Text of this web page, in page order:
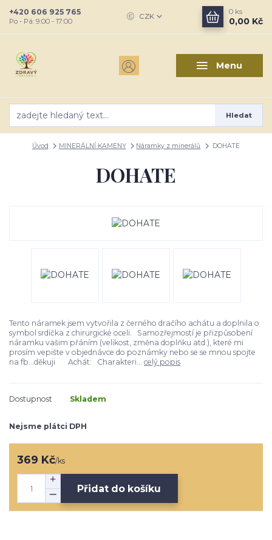
Menu
CZK
Hledat
+420 606 925 765
Po - Pá: 9:00 - 17:00
0 ks
0,00 Kč
Úvod MINERÁLNÍ KAMENY Náramky z minerálů DOHATE
DOHATE
Tento náramek jsem vytvořila z černého dračího achátu a doplnila o
symbol srdíčka z chirurgické oceli. Samozřejmostí je přizpůsobení
náramku vašim přáním (velikost, změna doplňku atd.), které mi
prosím vepište v objednávce do poznámky nebo se se mnou spojte
na fb...děkuji Achát: Charakteri... celý popis
Dostupnost Skladem
Nejsme plátci DPH
369 Kč/ks
Přidat do košíku